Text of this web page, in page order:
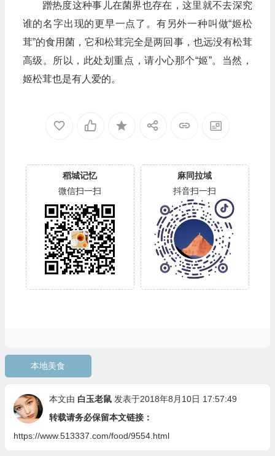
蹭热度这种事儿在菌界也存在，这里就不去深究
谁的名字出现的更早一点了。有另外一种叫做“姬松
茸”的食用菌，它和松茸完全是两回事，也远没有松茸
高级。所以，此处划重点，请小心那个“姬”。当然，
姬松茸也是有人爱的。
稻城记忆
微信扫一扫
麻同拉域
抖音扫一扫
本地美食
本文由 白玉老鼠 发表于2018年8月10日 17:57:49
转载请务必保留本文链接：
https://www.513337.com/food/9554.html